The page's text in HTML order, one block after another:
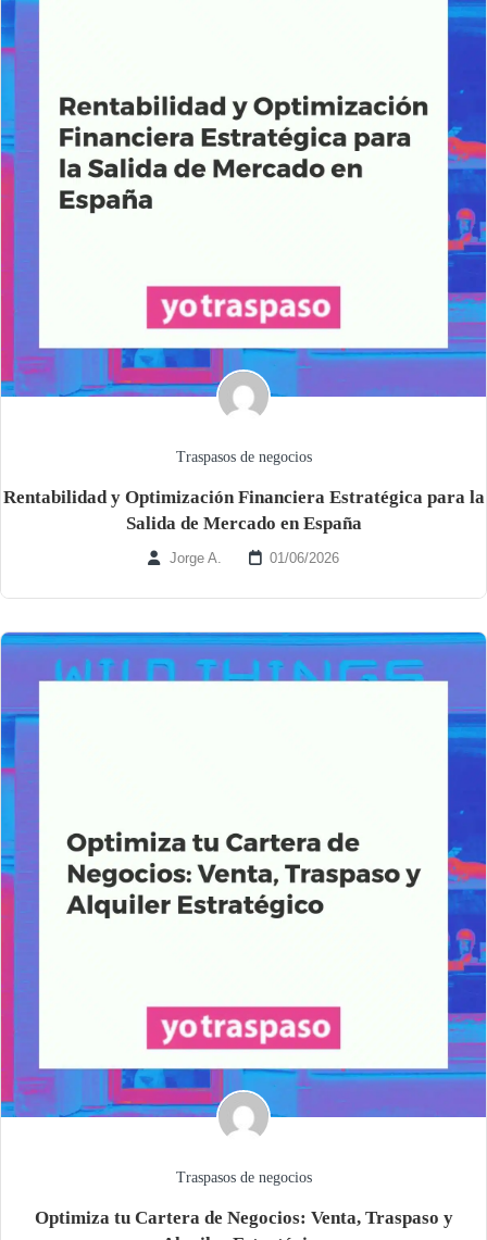
Traspasos de negocios
Rentabilidad y Optimización Financiera Estratégica para la
Salida de Mercado en España
Jorge A. 01/06/2026
Traspasos de negocios
Optimiza tu Cartera de Negocios: Venta, Traspaso y